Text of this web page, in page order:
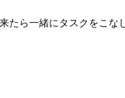
たら一緒にタスクをこな